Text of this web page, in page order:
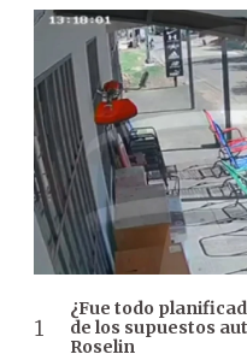
¿Fue todo
de los supuestos
Roselin